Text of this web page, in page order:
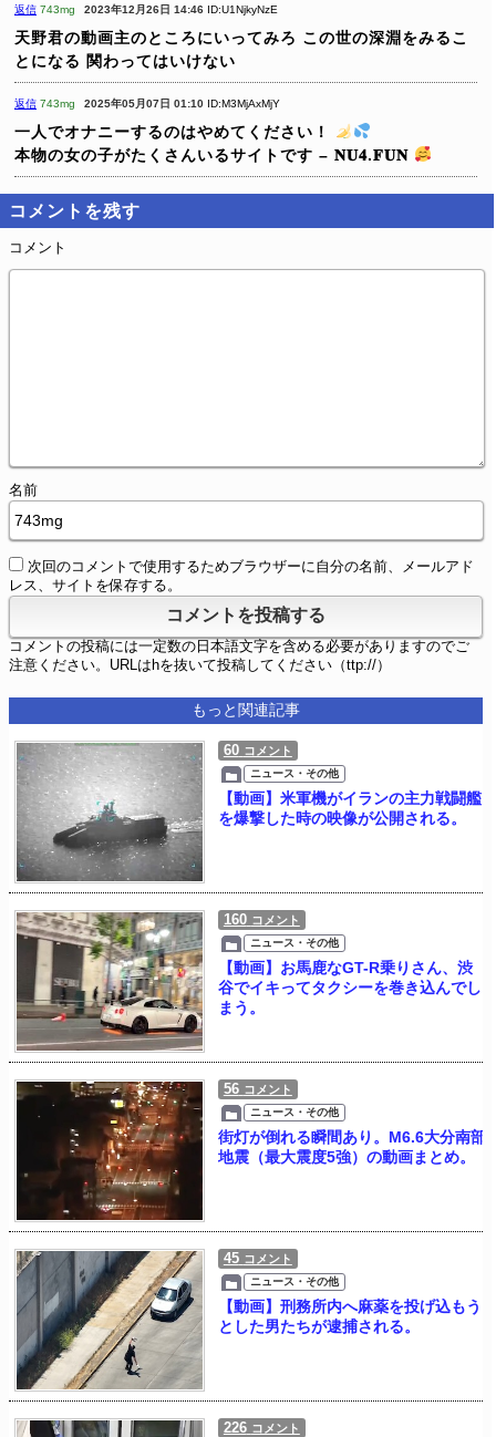
返信 743mg 2023年12月26日 14:46 ID:U1NjkyNzE
天野君の動画主のところにいってみろ この世の深淵をみるこ
とになる 関わってはいけない
返信 743mg 2025年05月07日 01:10 ID:M3MjAxMjY
一人でオナニーするのはやめてください！
本物の女の子がたくさんいるサイトです – 𝐍𝐔𝟒.𝐅𝐔𝐍
コメントを残す
コメント
名前
次回のコメントで使用するためブラウザーに自分の名前、メールアド
レス、サイトを保存する。
コメントの投稿には一定数の日本語文字を含める必要がありますのでご
注意ください。URLはhを抜いて投稿してください（ttp://）
もっと関連記事
60 コメント
ニュース・その他
【動画】米軍機がイランの主力戦闘艦
を爆撃した時の映像が公開される。
160 コメント
ニュース・その他
【動画】お馬鹿なGT-R乗りさん、渋
谷でイキってタクシーを巻き込んでし
まう。
56 コメント
ニュース・その他
街灯が倒れる瞬間あり。M6.6大分南部
地震（最大震度5強）の動画まとめ。
45 コメント
ニュース・その他
【動画】刑務所内へ麻薬を投げ込もう
とした男たちが逮捕される。
226 コメント